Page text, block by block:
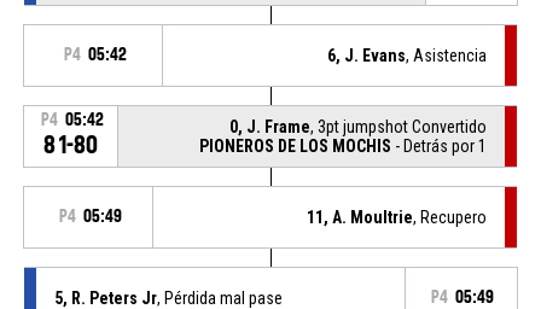
P4 05:42 6, J. Evans, Asistencia
P4 05:42
81-80
0, J. Frame, 3pt jumpshot Convertido
PIONEROS DE LOS MOCHIS - Detrás por 1
P4 05:49 11, A. Moultrie, Recupero
5, R. Peters Jr, Pérdida mal pase P4 05:49